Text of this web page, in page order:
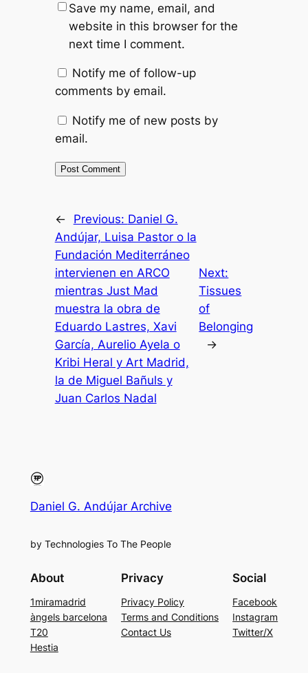
Save my name, email, and
website in this browser for the
next time I comment.
Notify me of follow-up
comments by email.
Notify me of new posts by
email.
← Previous: Daniel G.
Andújar, Luisa Pastor o la
Fundación Mediterráneo
intervienen en ARCO
mientras Just Mad
muestra la obra de
Eduardo Lastres, Xavi
García, Aurelio Ayela o
Kribi Heral y Art Madrid,
la de Miguel Bañuls y
Juan Carlos Nadal
Next:
Tissues
of
Belonging
→
Daniel G. Andújar Archive
by Technologies To The People
About
1miramadrid
àngels barcelona
T20
Hestia
Privacy
Privacy Policy
Terms and Conditions
Contact Us
Social
Facebook
Instagram
Twitter/X